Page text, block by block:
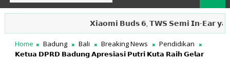
𝗫𝗶𝗮𝗼𝗺𝗶 𝗕𝘂𝗱𝘀 𝟲, 𝗧𝗪𝗦 𝗦𝗲𝗺𝗶 𝗜𝗻-𝗘𝗮𝗿 𝘆𝗮𝗻𝗴
Home Badung Bali Breaking News
Pendidikan
𝗞𝗲𝘁𝘂𝗮 𝗗𝗣𝗥𝗗 𝗕𝗮𝗱𝘂𝗻𝗴 𝗔𝗽𝗿𝗲𝘀𝗶𝗮𝘀𝗶 𝗣𝘂𝘁𝗿𝗶 𝗞𝘂𝘁𝗮 𝗥𝗮𝗶𝗵 𝗚𝗲𝗹𝗮𝗿